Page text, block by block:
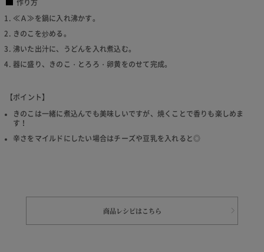
作り方
≪Ａ≫を鍋に入れ沸かす。
きのこを炒める。
沸いた出汁に、うどんを入れ煮込む。
器に盛り、きのこ・とろろ・卵黄をのせて完成。
【ポイント】
きのこは一緒に煮込んでも美味しいですが、焼くことで香りも楽しめま
す！
辛さをマイルドにしたい場合はチーズや豆乳を入れると◎
商品レシピはこちら